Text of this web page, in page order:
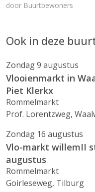
door Buurtbewoners
Ook in deze
Zondag 9 augustus
Vlooienmarkt in
Piet Klerkx
Rommelmarkt
Prof. Lorentzweg,
Zondag 16 augustus
Vlo-markt willemII
augustus
Rommelmarkt
Goirleseweg, Tilburg